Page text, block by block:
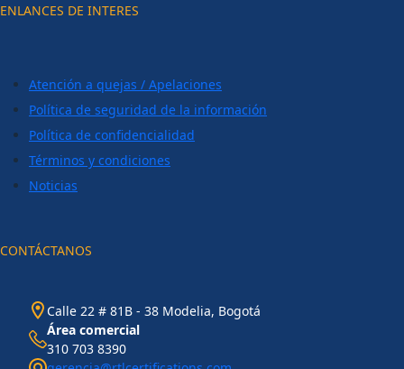
ENLANCES DE INTERES
Atención a quejas / Apelaciones
Política de seguridad de la información
Política de confidencialidad
Términos y condiciones
Noticias
CONTÁCTANOS
Calle 22 # 81B - 38 Modelia, Bogotá
Área comercial
310 703 8390